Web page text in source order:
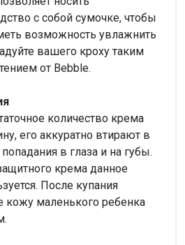
с собой сумочке, чтобы
возможность увлажнить
вашего кроху таким
от Bebble.
количество крема
его аккуратно втирают в
в глаза и на губы.
крема данное
После купания
кожу маленького ребенка